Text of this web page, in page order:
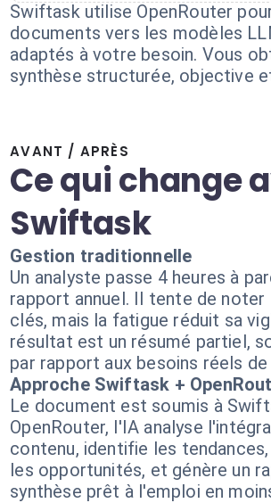
Swiftask utilise OpenRouter
documents vers les modèles
adaptés à votre besoin. Vous
synthèse structurée, objective
AVANT / APRÈS
Ce qui change
Swiftask
Gestion traditionnelle
Un analyste passe 4 heures à
rapport annuel. Il tente de noter
clés, mais la fatigue réduit sa
résultat est un résumé partiel,
par rapport aux besoins réels
Approche Swiftask +
Le document est soumis à
OpenRouter, l'IA analyse
contenu, identifie les
les opportunités, et génère un
synthèse prêt à l'emploi en